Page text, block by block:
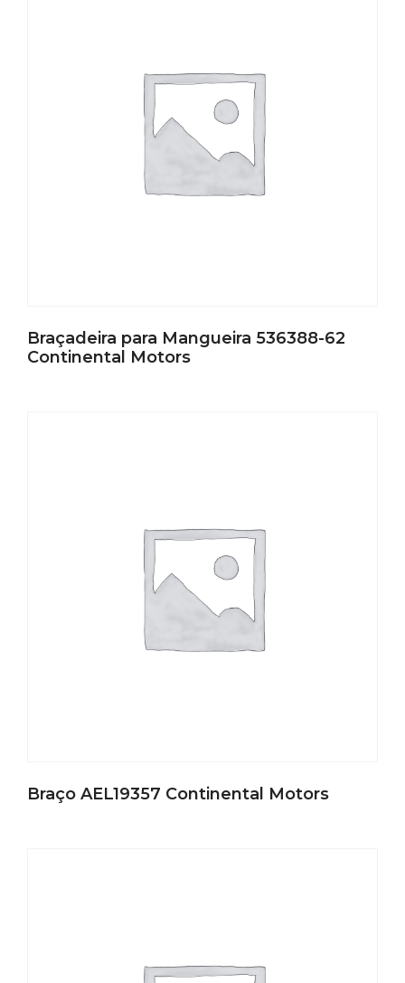
Braçadeira para Mangueira 536388-62
Continental Motors
Braço AEL19357 Continental Motors